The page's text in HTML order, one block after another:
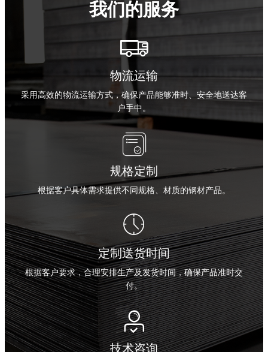
我们的服务

物流运输
采用高效的物流运输方式，确保产品能够准时、安全地送达客
户手中。

规格定制
根据客户具体需求提供不同规格、材质的钢材产品。

定制送货时间
根据客户要求，合理安排生产及发货时间，确保产品准时交
付。
